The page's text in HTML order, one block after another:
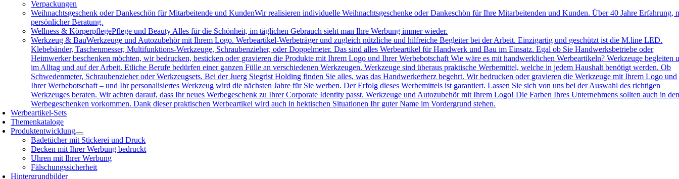
Verpackungen
Weihnachtsgeschenk oder Dankeschön für Mitarbeitende und KundenWir realisieren individuelle Weihnachtsgeschenke oder Dankeschön für Ihre Mitarbeitenden und Kunden. Über 40 Jahre Erfahrung,
persönlicher Beratung.
Wellness & KörperpflegePflege und Beauty Alles für die Schönheit, im täglichen Gebrauch sieht man Ihre Werbung immer wieder.
Werkzeug & BauWerkzeuge und Autozubehör mit Ihrem Logo. Werbeartikel-Werbeträger und zugleich nützliche und hilfreiche Begleiter bei der Arbeit. Einzigartig und geschützt ist die M.line LED.
Klebebänder, Taschenmesser, Multifunktions-Werkzeuge, Schraubenzieher, oder Doppelmeter. Das sind alles Werbeartikel für Handwerk und Bau im Einsatz. Egal ob Sie Handwerksbetriebe oder
Heimwerker beschenken möchten, wir bedrucken, besticken oder gravieren die Produkte mit Ihrem Logo und Ihrer Werbebotschaft Wie wäre es mit handwerklichen Werbeartikeln? Werkzeuge begleiten
im Alltag und auf der Arbeit. Etliche Berufe bedürfen einer ganzen Fülle an verschiedenen Werkzeugen. Werkzeuge sind überaus praktische Werbemittel, welche in jedem Haushalt benötigt werden. Ob
Schwedenmeter, Schraubenzieher oder Werkzeugsets. Bei der Juerg Siegrist Holding finden Sie alles, was das Handwerkerherz begehrt. Wir bedrucken oder gravieren die Werkzeuge mit Ihrem Logo und
Ihrer Werbebotschaft – und Ihr personalisiertes Werkzeug wird die nächsten Jahre für Sie werben. Der Erfolg dieses Werbemittels ist garantiert. Lassen Sie sich von uns bei der Auswahl des richtigen
Werkzeuges beraten. Wir achten darauf, dass Ihr neues Werbegeschenk zu Ihrer Corporate Identity passt. Werkzeuge und Autozubehör mit Ihrem Logo! Die Farben Ihres Unternehmens sollten auch in
Werbegeschenken vorkommen. Dank dieser praktischen Werbeartikel wird auch in hektischen Situationen Ihr guter Name im Vordergrund stehen.
Werbeartikel-Sets
Themenkataloge
Produktentwicklung
Badetücher mit Stickerei und Druck
Decken mit Ihrer Werbung bedruckt
Uhren mit Ihrer Werbung
Fälschungssicherheit
Hintergrundbilder